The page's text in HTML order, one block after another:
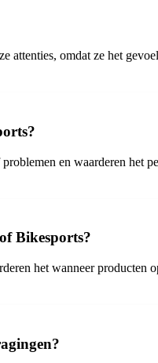
attenties, omdat ze het
en waarderen het
Bikesports?
het wanneer producten